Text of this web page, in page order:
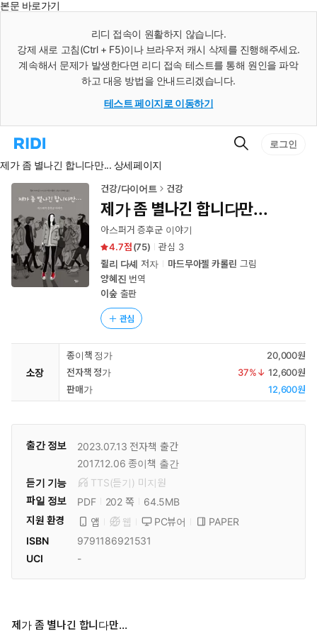
본문 바로가기
리디 접속이 원활하지 않습니다.
강제 새로 고침(Ctrl + F5)이나 브라우저 캐시 삭제를 진행해주세요.
계속해서 문제가 발생한다면 리디 접속 테스트를 통해 원인을 파악
하고 대응 방법을 안내드리겠습니다.
테스트 페이지로 이동하기
리
홈
로
이
검
로그인
제가 좀 별나긴 합니다만... 상세페이지
건강/다이어트 건강
제가 좀 별나긴 합니다만...
아스퍼거 증후군 이야기
4.7
(75) 관심 3
쥘리 다셰 저자 마드무아젤 카롤린 그림
양혜진 번역
이숲출판
관심
소장
종이책 정가
20,000원
전자책 정가
37%↓ 12,600원
판매가
12,600원
출간 정보 2023.07.13 전자책 출간
2017.12.06 종이책 출간
듣기 기능
TTS(듣기) 미 지원
파일 정보
PDF 202 쪽
64.5MB
지원 환경
앱 웹 PC뷰어
PAPER
ISBN
9791186921531
UCI
-
제가 좀 별나긴 합니다만...